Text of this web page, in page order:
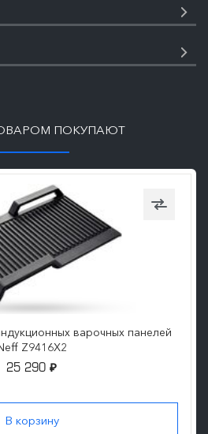
ПОКУПАЮТ
варочных панелей
Z9416X2
25 290 ₽